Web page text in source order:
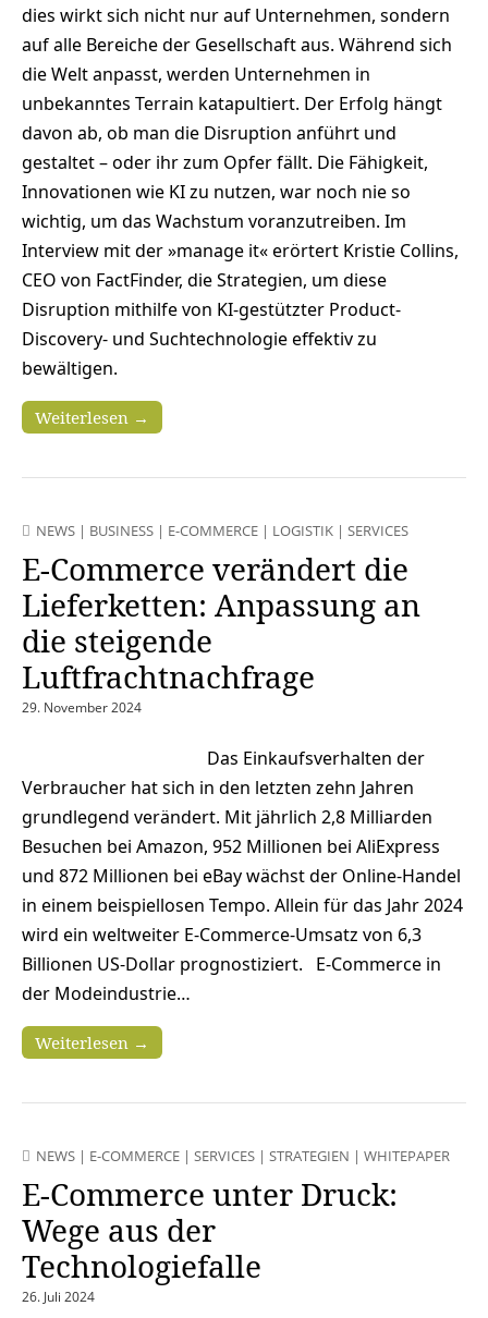
dies wirkt sich nicht nur auf Unternehmen, sondern
auf alle Bereiche der Gesellschaft aus. Während sich
die Welt anpasst, werden Unternehmen in
unbekanntes Terrain katapultiert. Der Erfolg hängt
davon ab, ob man die Disruption anführt und
gestaltet – oder ihr zum Opfer fällt. Die Fähigkeit,
Innovationen wie KI zu nutzen, war noch nie so
wichtig, um das Wachstum voranzutreiben. Im
Interview mit der »manage it« erörtert Kristie Collins,
CEO von FactFinder, die Strategien, um diese
Disruption mithilfe von KI-gestützter Product-
Discovery- und Suchtechnologie effektiv zu
bewältigen.
Weiterlesen →
NEWS | BUSINESS | E-COMMERCE | LOGISTIK | SERVICES
E-Commerce verändert die
Lieferketten: Anpassung an
die steigende
Luftfrachtnachfrage
29. November 2024
Das Einkaufsverhalten der
Verbraucher hat sich in den letzten zehn Jahren
grundlegend verändert. Mit jährlich 2,8 Milliarden
Besuchen bei Amazon, 952 Millionen bei AliExpress
und 872 Millionen bei eBay wächst der Online-Handel
in einem beispiellosen Tempo. Allein für das Jahr 2024
wird ein weltweiter E-Commerce-Umsatz von 6,3
Billionen US-Dollar prognostiziert. E-Commerce in
der Modeindustrie…
Weiterlesen →
NEWS | E-COMMERCE | SERVICES | STRATEGIEN | WHITEPAPER
E-Commerce unter Druck:
Wege aus der
Technologiefalle
26. Juli 2024